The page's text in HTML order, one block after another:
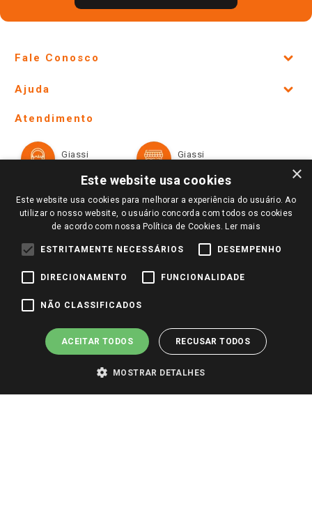
Fale Conosco
Lojas Físicas e Horários
Ofertas
Televendas
Notícias
Perguntas frequentes
Identidade Visual
Ajuda
Formas de Pagamento
Trocas e Devoluções
Atendimento
Giassi
Giassi
Redes Sociais
Pagamento e Segurança
×
Este website usa cookies
Este website usa cookies para melhorar a experiência do usuário. Ao
utilizar o nosso website, o usuário concorda com todos os cookies
de acordo com nossa Política de Cookies. Ler mais
ESTRITAMENTE NECESSÁRIOS DESEMPENHO
DIRECIONAMENTO FUNCIONALIDADE
NÃO CLASSIFICADOS
ACEITAR TODOS RECUSAR TODOS
MOSTRAR DETALHES